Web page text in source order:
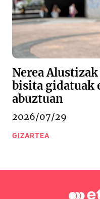
Nerea
bisita gidatuak
abuztuan
2026/07/29
GIZARTEA